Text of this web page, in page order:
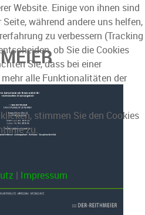
Website. Einige von ihnen sind
während andere uns helfen,
zu verbessern (Tracking
ob Sie die Cookies
Sie, dass bei einer
alle Funktionalitäten der
stimmen Sie den Cookies
zu.
| Impressum